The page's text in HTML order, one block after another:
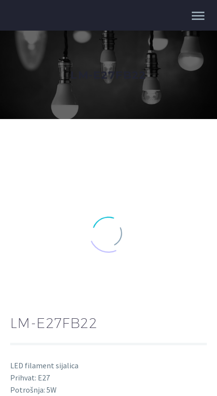
LM-E27FB22
LM-E27FB22
LED filament sijalica
Prihvat: E27
Potrošnja: 5W